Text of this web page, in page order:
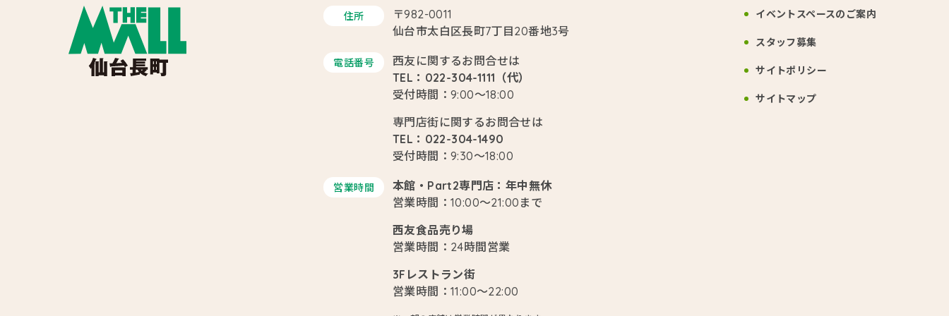
住所
〒982-0011
仙台市太白区長町7丁目20番地3号
電話番号
西友に関するお問合せは
TEL：022-304-1111（代）
受付時間：9:00～18:00
専門店街に関するお問合せは
TEL：022-304-1490
受付時間：9:30～18:00
営業時間
本館・Part2専門店：年中無休
営業時間：10:00～21:00まで
西友食品売り場
営業時間：24時間営業
3Fレストラン街
営業時間：11:00～22:00
イベントスペースのご案内
スタッフ募集
サイトポリシー
サイトマップ